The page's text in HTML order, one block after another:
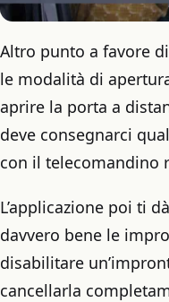
Altro punto a favore
le modalità di
aprire la porta a
deve consegnarci
con il telecomandino
L’applicazione poi ti
davvero bene le
disabilitare
cancellarla